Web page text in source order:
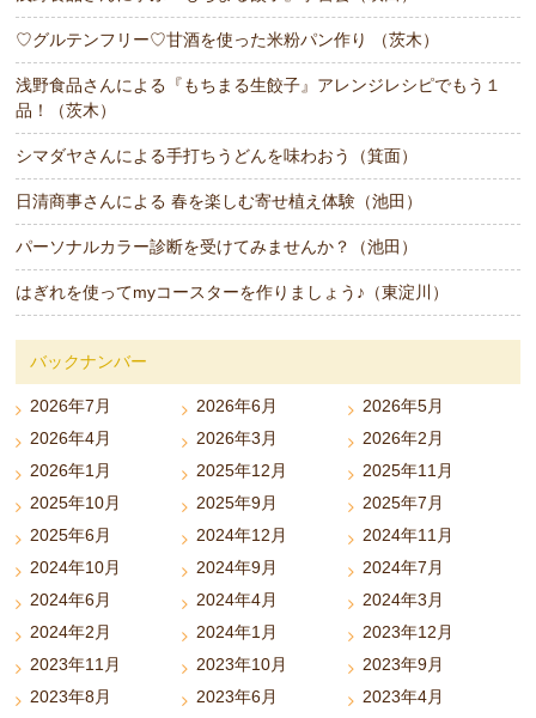
♡グルテンフリー♡甘酒を使った米粉パン作り （茨木）
浅野食品さんによる『もちまる生餃子』アレンジレシピでもう１
品！（茨木）
シマダヤさんによる手打ちうどんを味わおう（箕面）
日清商事さんによる 春を楽しむ寄せ植え体験（池田）
パーソナルカラー診断を受けてみませんか？（池田）
はぎれを使ってmyコースターを作りましょう♪（東淀川）
バックナンバー
2026年7月 2026年6月
2026年5月
2026年4月
2026年3月
2026年2月
2026年1月
2025年12月
2025年11月
2025年10月
2025年9月
2025年7月
2025年6月
2024年12月
2024年11月
2024年10月
2024年9月
2024年7月
2024年6月
2024年4月
2024年3月
2024年2月
2024年1月
2023年12月
2023年11月
2023年10月
2023年9月
2023年8月
2023年6月
2023年4月